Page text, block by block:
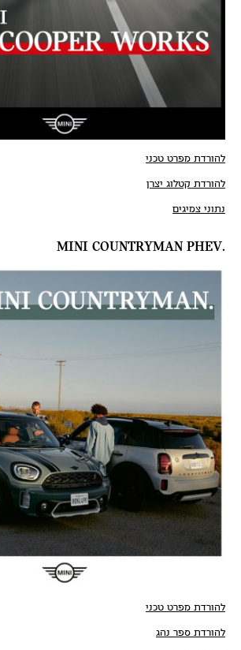
להורדת מפרט טכני
להורדת קטלוג יצרן
נתוני צמיגים
.MINI COUNTRYMAN PHEV
להורדת מפרט טכני
להורדת ספר נהג